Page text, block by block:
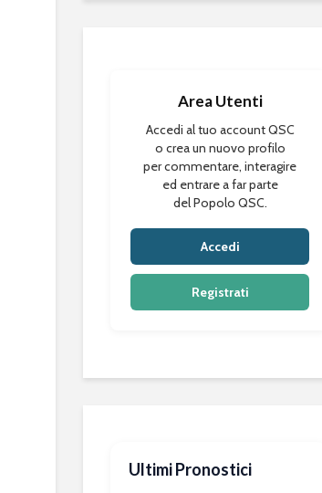
Area Utenti
Accedi al tuo account QSC
o crea un nuovo profilo
per commentare, interagire
ed entrare a far parte
del Popolo QSC.
Accedi
Registrati
Ultimi Pronostici